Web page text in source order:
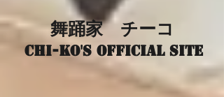
舞踊家 チーコ
Chi-ko's Official site